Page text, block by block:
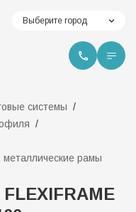
Выберите город
системы
рамы